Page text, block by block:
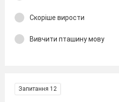
Скоріше вирости
Вивчити пташину мову
Запитання 12